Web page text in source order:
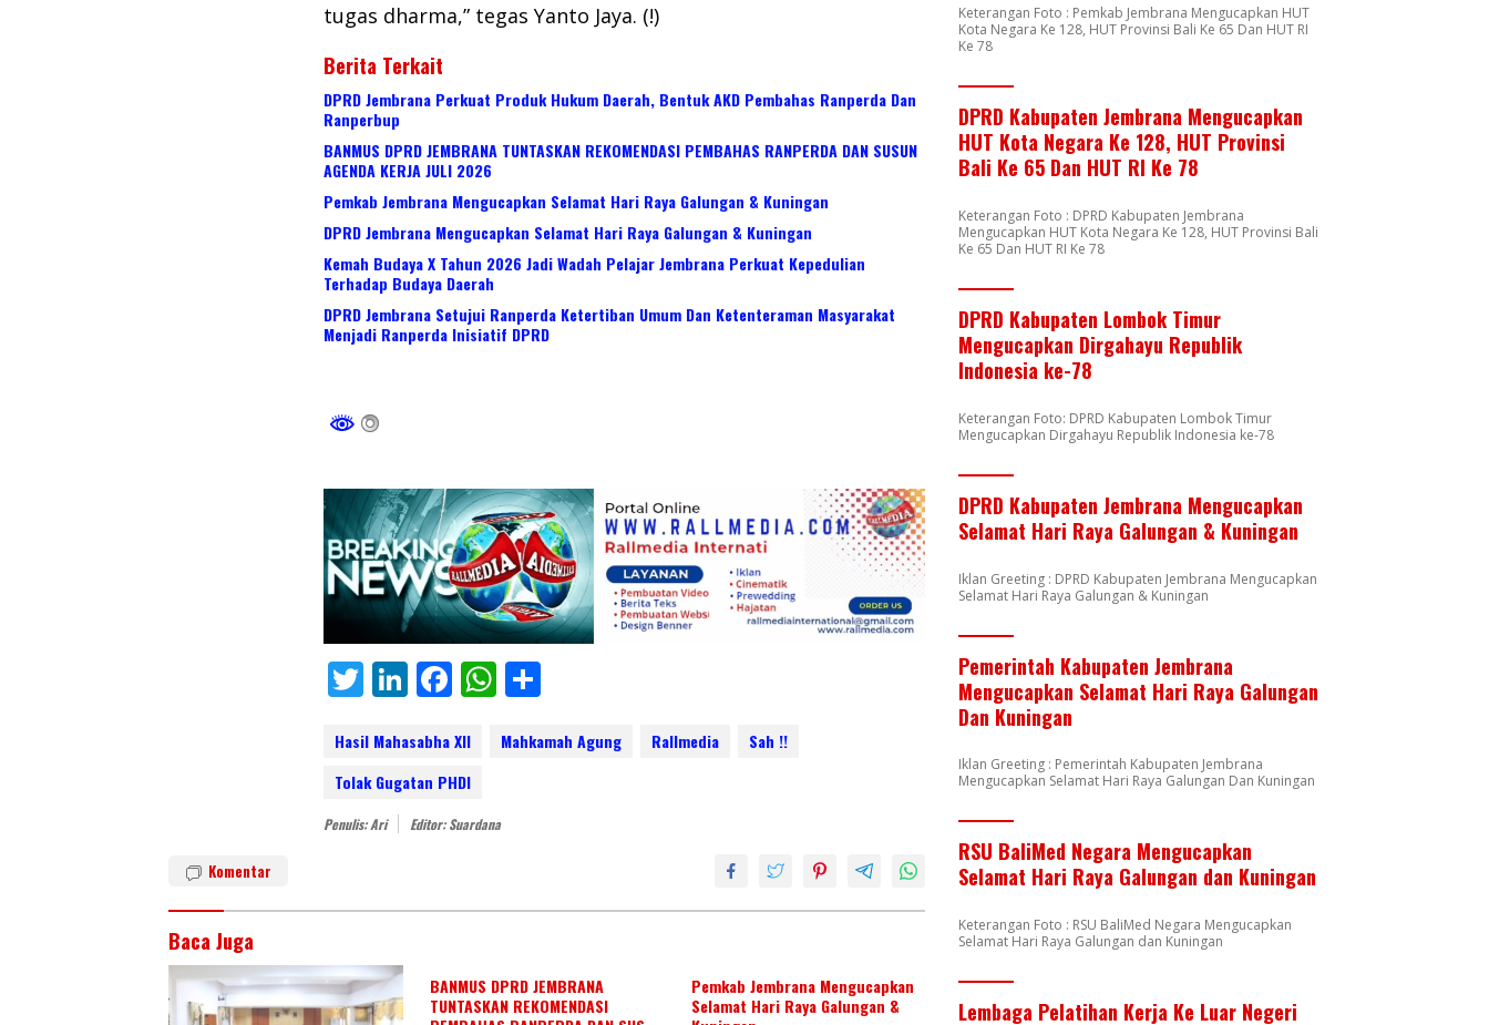
tugas dharma,” tegas Yanto Jaya. (!)
Berita Terkait
DPRD Jembrana Perkuat Produk Hukum Daerah, Bentuk AKD Pembahas Ranperda Dan
Ranperbup
BANMUS DPRD JEMBRANA TUNTASKAN REKOMENDASI PEMBAHAS RANPERDA DAN SUSUN
AGENDA KERJA JULI 2026
Pemkab Jembrana Mengucapkan Selamat Hari Raya Galungan & Kuningan
DPRD Jembrana Mengucapkan Selamat Hari Raya Galungan & Kuningan
Kemah Budaya X Tahun 2026 Jadi Wadah Pelajar Jembrana Perkuat Kepedulian
Terhadap Budaya Daerah
DPRD Jembrana Setujui Ranperda Ketertiban Umum Dan Ketenteraman Masyarakat
Menjadi Ranperda Inisiatif DPRD
T
itt
er
Li
k
e
dI
F
e
b
o
W
at
A
ar
Hasil Mahasabha XII Mahkamah Agung Rallmedia
Sah !!
Tolak Gugatan PHDI
Penulis: Ari Editor: Suardana
Komentar
Baca Juga
BANMUS DPRD JEMBRANA
TUNTASKAN REKOMENDASI
Pemkab Jembrana Mengucapkan
Selamat Hari Raya Galungan &
Keterangan Foto : Pemkab Jembrana Mengucapkan HUT
Kota Negara Ke 128, HUT Provinsi Bali Ke 65 Dan HUT RI
Ke 78
DPRD Kabupaten Jembrana Mengucapkan
HUT Kota Negara Ke 128, HUT Provinsi
Bali Ke 65 Dan HUT RI Ke 78
Keterangan Foto : DPRD Kabupaten Jembrana
Mengucapkan HUT Kota Negara Ke 128, HUT Provinsi Bali
Ke 65 Dan HUT RI Ke 78
DPRD Kabupaten Lombok Timur
Mengucapkan Dirgahayu Republik
Indonesia ke-78
Keterangan Foto: DPRD Kabupaten Lombok Timur
Mengucapkan Dirgahayu Republik Indonesia ke-78
DPRD Kabupaten Jembrana Mengucapkan
Selamat Hari Raya Galungan & Kuningan
Iklan Greeting : DPRD Kabupaten Jembrana Mengucapkan
Selamat Hari Raya Galungan & Kuningan
Pemerintah Kabupaten Jembrana
Mengucapkan Selamat Hari Raya Galungan
Dan Kuningan
Iklan Greeting : Pemerintah Kabupaten Jembrana
Mengucapkan Selamat Hari Raya Galungan Dan Kuningan
RSU BaliMed Negara Mengucapkan
Selamat Hari Raya Galungan dan Kuningan
Keterangan Foto : RSU BaliMed Negara Mengucapkan
Selamat Hari Raya Galungan dan Kuningan
Lembaga Pelatihan Kerja Ke Luar Negeri